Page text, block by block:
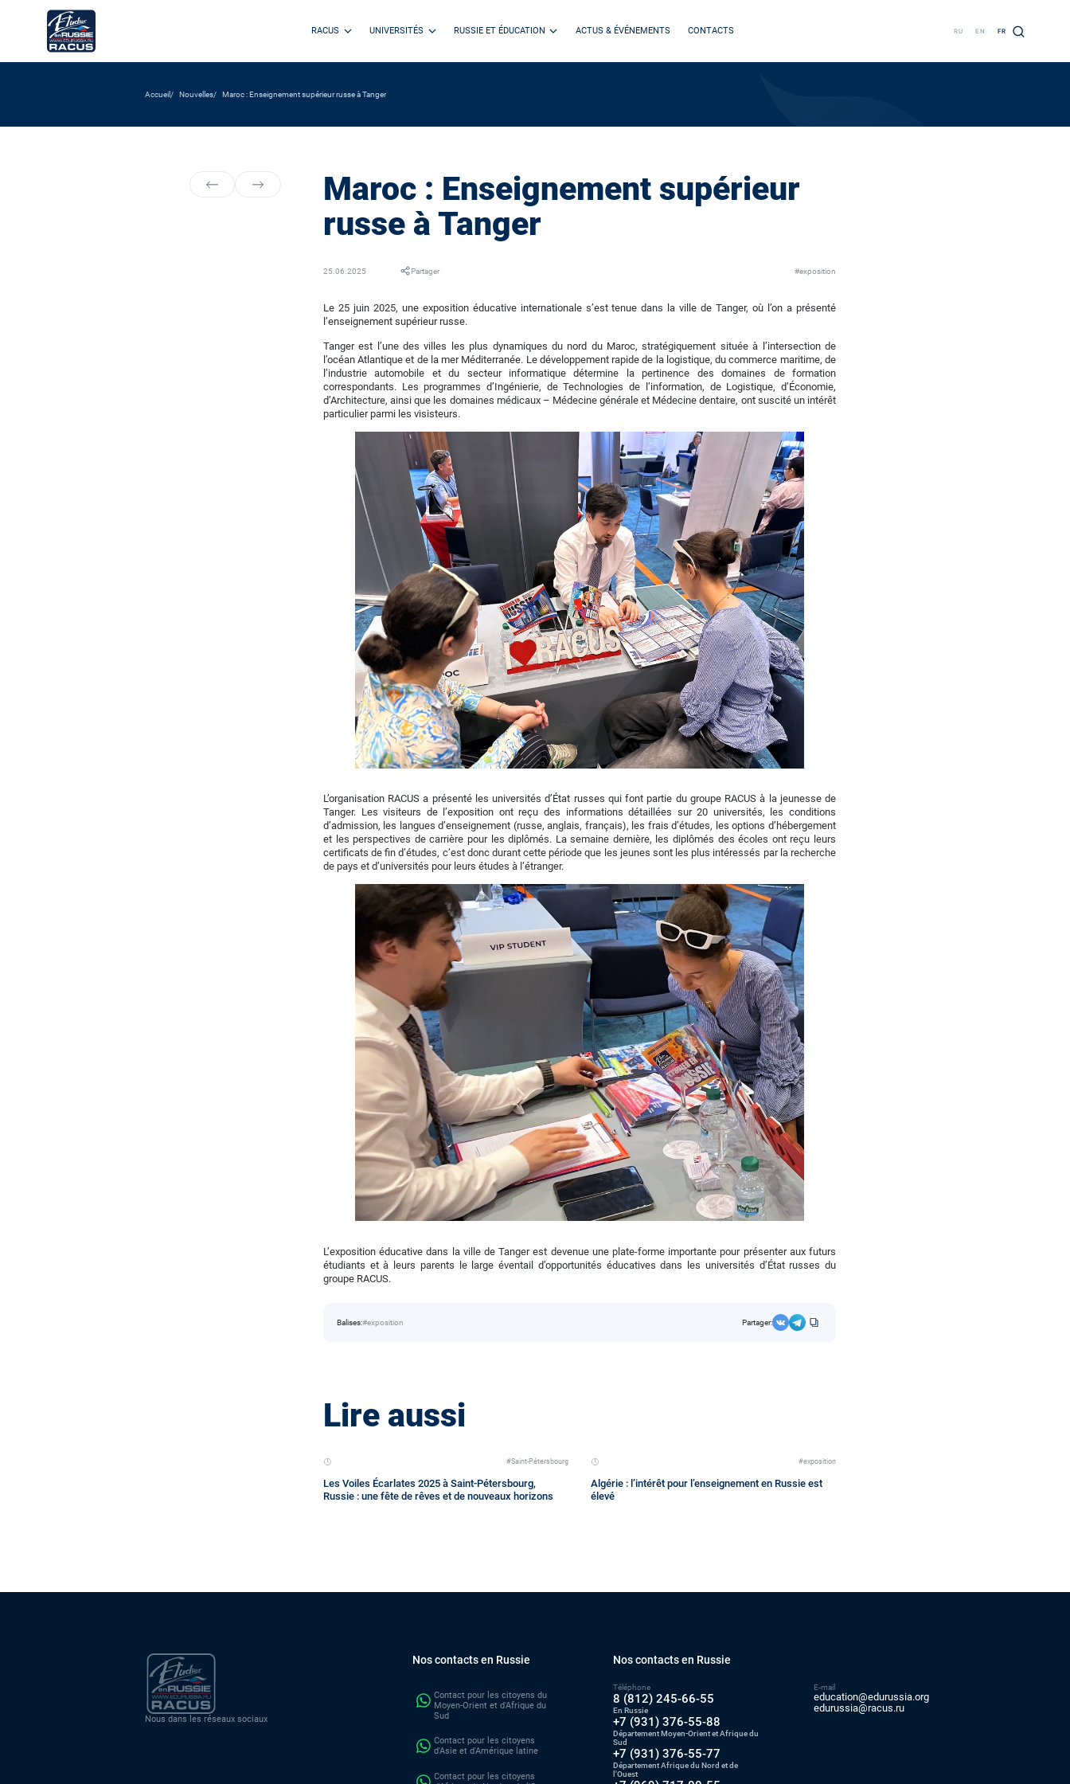
RACUS UNIVERSITÉS RUSSIE ET ÉDUCATION ACTUS & ÉVÉNEMENTS CONTACTS RU EN FR
Accueil Nouvelles Maroc : Enseignement supérieur russe à Tanger
Maroc : Enseignement supérieur
russe à Tanger
25.06.2025 Partager #exposition
Le 25 juin 2025, une exposition éducative internationale s’est tenue dans la ville de Tanger, où l’on a présenté
l’enseignement supérieur russe.
Tanger est l’une des villes les plus dynamiques du nord du Maroc, stratégiquement située à l’intersection de
l’océan Atlantique et de la mer Méditerranée. Le développement rapide de la logistique, du commerce maritime, de
l’industrie automobile et du secteur informatique détermine la pertinence des domaines de formation
correspondants. Les programmes d’Ingénierie, de Technologies de l’information, de Logistique, d’Économie,
d’Architecture, ainsi que les domaines médicaux – Médecine générale et Médecine dentaire, ont suscité un intérêt
particulier parmi les visisteurs.
L’organisation RACUS a présenté les universités d’État russes qui font partie du groupe RACUS à la jeunesse de
Tanger. Les visiteurs de l’exposition ont reçu des informations détaillées sur 20 universités, les conditions
d’admission, les langues d’enseignement (russe, anglais, français), les frais d’études, les options d’hébergement
et les perspectives de carrière pour les diplômés. La semaine dernière, les diplômés des écoles ont reçu leurs
certificats de fin d’études, c’est donc durant cette période que les jeunes sont les plus intéressés par la recherche
de pays et d’universités pour leurs études à l’étranger.
L’exposition éducative dans la ville de Tanger est devenue une plate-forme importante pour présenter aux futurs
étudiants et à leurs parents le large éventail d’opportunités éducatives dans les universités d’État russes du
groupe RACUS.
Balises:#exposition Partager:
Lire aussi
#Saint-Pétersbourg
Les Voiles Écarlates 2025 à Saint-Pétersbourg,
Russie : une fête de rêves et de nouveaux horizons
#exposition
Algérie : l’intérêt pour l’enseignement en Russie est
élevé
Nous dans les réseaux sociaux
Nos contacts en Russie
Contact pour les citoyens du
Moyen-Orient et d'Afrique du
Sud
Contact pour les citoyens
d'Asie et d'Amérique latine
Contact pour les citoyens
Nos contacts en Russie
Téléphone
8 (812) 245-66-55
En Russie
+7 (931) 376-55-88
Département Moyen-Orient et Afrique du
Sud
+7 (931) 376-55-77
Département Afrique du Nord et de
l'Ouest
E-mail
education@edurussia.org
edurussia@racus.ru